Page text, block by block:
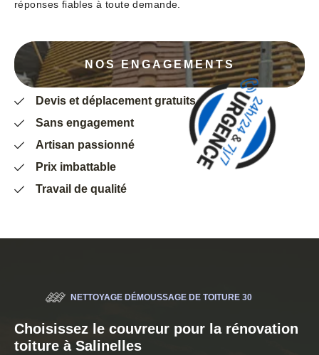
réponses fiables à toute demande.
NOS ENGAGEMENTS
Devis et déplacement gratuits
Sans engagement
Artisan passionné
Prix imbattable
Travail de qualité
NETTOYAGE DÉMOUSSAGE DE TOITURE 30
Choisissez le couvreur pour la rénovation
toiture à Salinelles